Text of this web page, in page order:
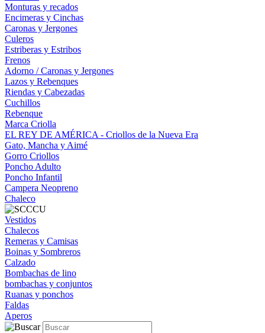
Monturas y recados
Encimeras y Cinchas
Caronas y Jergones
Culeros
Estriberas y Estribos
Frenos
Adorno / Caronas y Jergones
Lazos y Rebenques
Riendas y Cabezadas
Cuchillos
Rebenque
Marca Criolla
EL REY DE AMÉRICA - Criollos de la Nueva Era
Gato, Mancha y Aimé
Gorro Criollos
Poncho Adulto
Poncho Infantil
Campera Neopreno
Chaleco
Vestidos
Chalecos
Remeras y Camisas
Boinas y Sombreros
Calzado
Bombachas de lino
bombachas y conjuntos
Ruanas y ponchos
Faldas
Aperos